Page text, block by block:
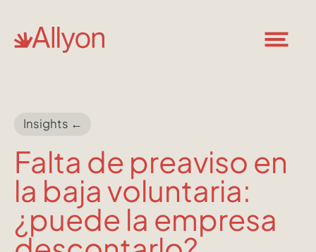
Insights ←
Falta de preaviso en
la baja voluntaria:
¿puede la empresa